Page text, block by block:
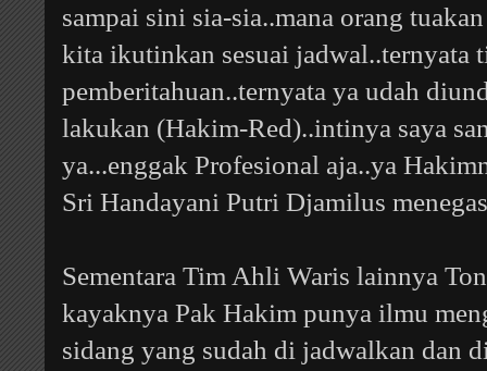
sampai sini sia-sia..mana orang
kita ikutinkan sesuai jadwal..ternyata
pemberitahuan..ternyata ya udah
lakukan (Hakim-Red)..intinya saya
ya...enggak Profesional aja..ya
Sri Handayani Putri Djamilus
Sementara Tim Ahli Waris lainnya
kayaknya Pak Hakim punya ilmu
sidang yang sudah di jadwalkan dan